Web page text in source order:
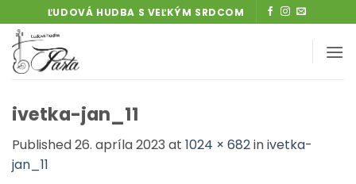
to
content
ĽUDOVÁ HUDBA S VEĽKÝM SRDCOM
ivetka-jan_11
Published26. apríla 2023 at 1024 × 682inivetka-
jan_11